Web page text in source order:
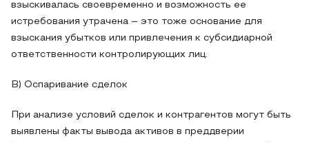
взыскивалась своевременно и возможность ее
истребования утрачена – это тоже основание для
взыскания убытков или привлечения к субсидиарной
ответственности контролирующих лиц.
В) Оспаривание сделок
При анализе условий сделок и контрагентов могут быть
выявлены факты вывода активов в преддверии